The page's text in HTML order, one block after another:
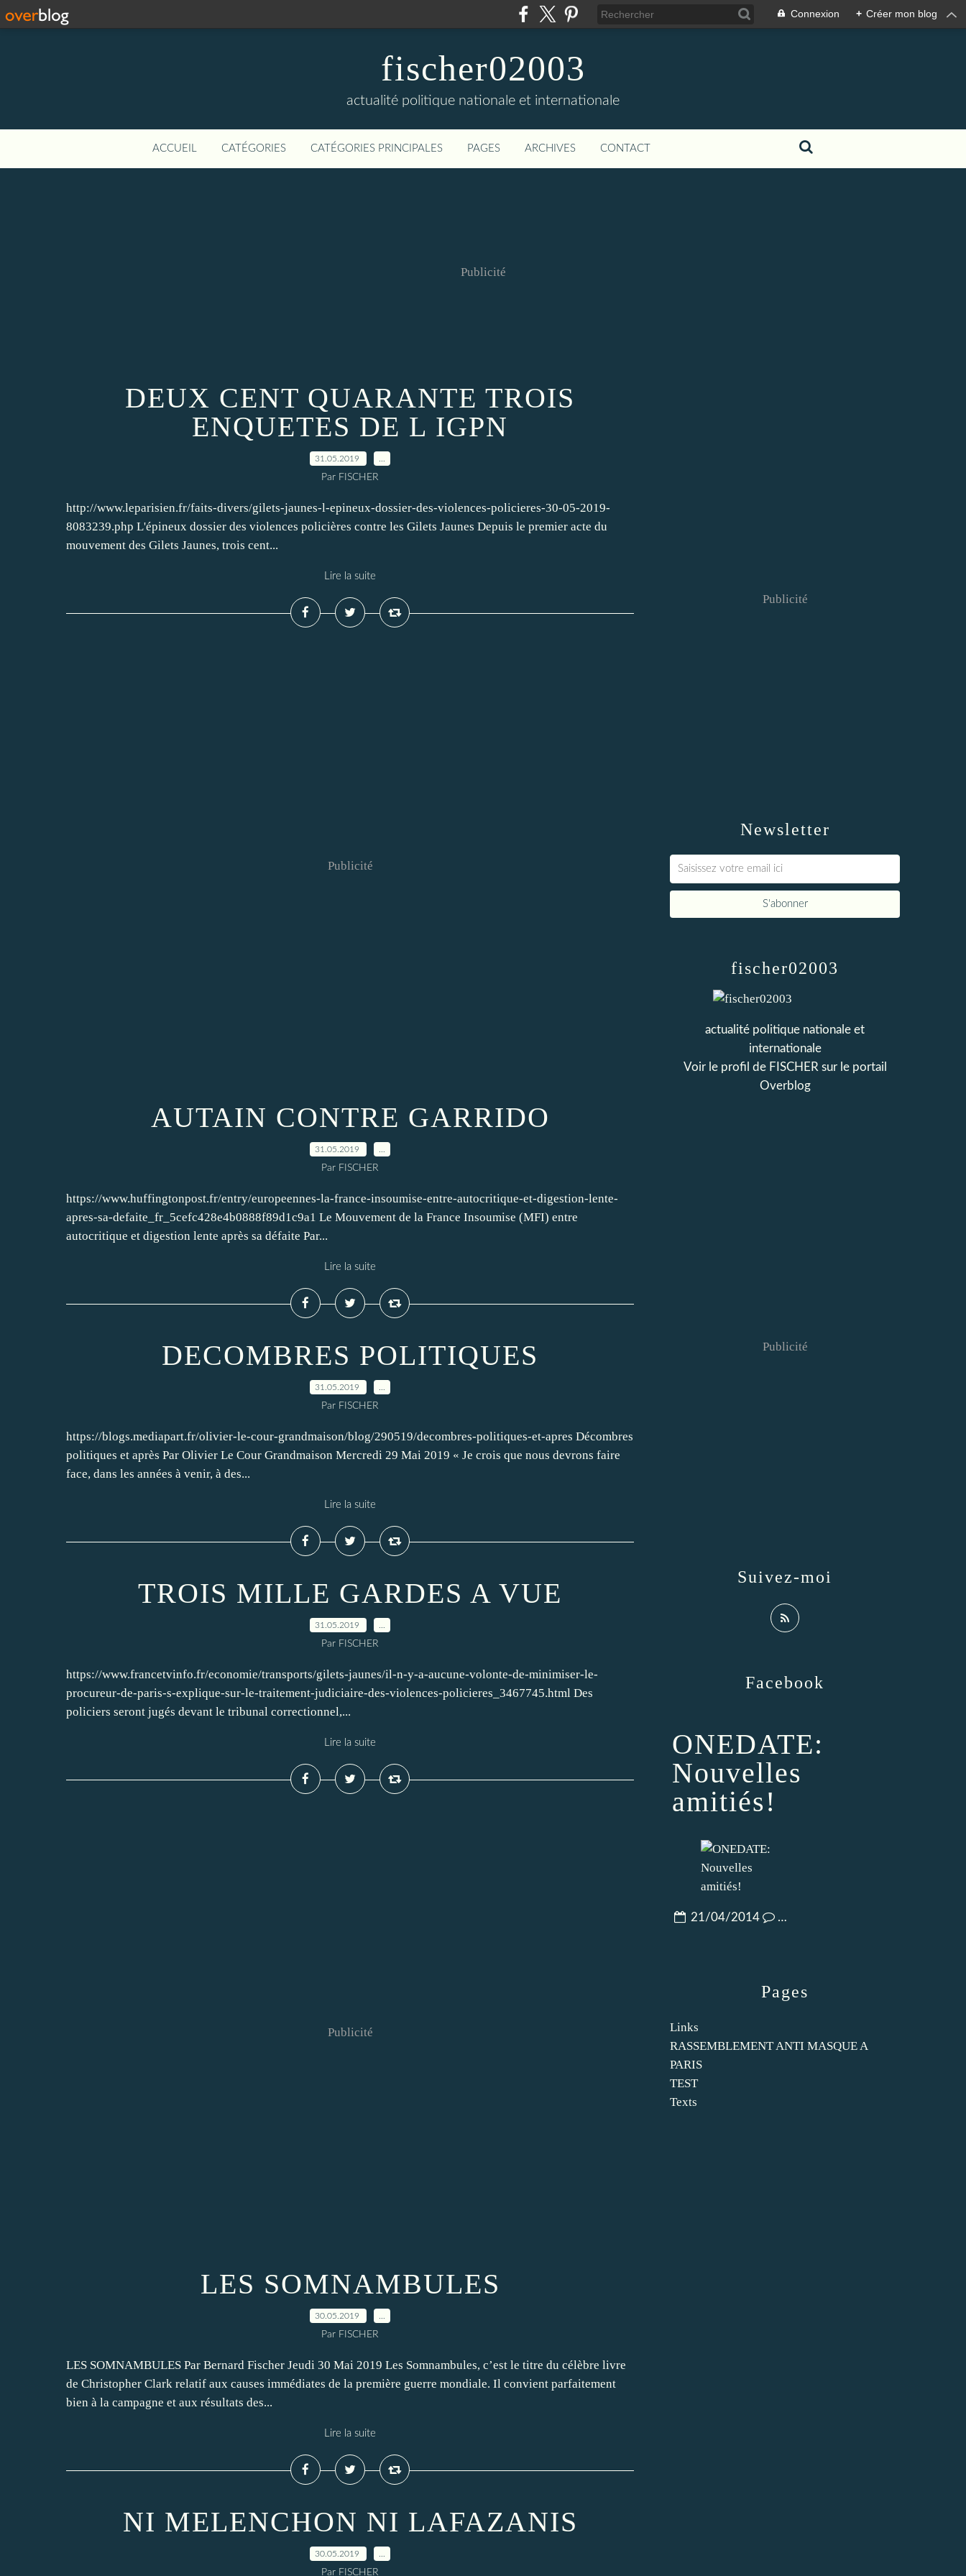
Connexion + Créer mon blog
fischer02003
actualité politique nationale et internationale
ACCUEIL CATÉGORIES CATÉGORIES PRINCIPALES PAGES ARCHIVES CONTACT
Publicité
DEUX CENT QUARANTE TROIS
ENQUETES DE L IGPN
31.05.2019
Par FISCHER
http://www.leparisien.fr/faits-divers/gilets-jaunes-l-epineux-dossier-des-violences-policieres-30-05-2019-
8083239.php L'épineux dossier des violences policières contre les Gilets Jaunes Depuis le premier acte du
mouvement des Gilets Jaunes, trois cent...
Lire la suite
Publicité
AUTAIN CONTRE GARRIDO
31.05.2019
Par FISCHER
https://www.huffingtonpost.fr/entry/europeennes-la-france-insoumise-entre-autocritique-et-digestion-lente-
apres-sa-defaite_fr_5cefc428e4b0888f89d1c9a1 Le Mouvement de la France Insoumise (MFI) entre
autocritique et digestion lente après sa défaite Par...
Lire la suite
DECOMBRES POLITIQUES
31.05.2019
Par FISCHER
https://blogs.mediapart.fr/olivier-le-cour-grandmaison/blog/290519/decombres-politiques-et-apres Décombres
politiques et après Par Olivier Le Cour Grandmaison Mercredi 29 Mai 2019 « Je crois que nous devrons faire
face, dans les années à venir, à des...
Lire la suite
TROIS MILLE GARDES A VUE
31.05.2019
Par FISCHER
https://www.francetvinfo.fr/economie/transports/gilets-jaunes/il-n-y-a-aucune-volonte-de-minimiser-le-
procureur-de-paris-s-explique-sur-le-traitement-judiciaire-des-violences-policieres_3467745.html Des
policiers seront jugés devant le tribunal correctionnel,...
Lire la suite
Publicité
LES SOMNAMBULES
30.05.2019
Par FISCHER
LES SOMNAMBULES Par Bernard Fischer Jeudi 30 Mai 2019 Les Somnambules, c’est le titre du célèbre livre
de Christopher Clark relatif aux causes immédiates de la première guerre mondiale. Il convient parfaitement
bien à la campagne et aux résultats des...
Lire la suite
NI MELENCHON NI LAFAZANIS
30.05.2019
Par FISCHER
Newsletter
Publicité
Pages
Links
RASSEMBLEMENT ANTI MASQUE A
PARIS
TEST
Texts
fischer02003
actualité politique nationale et
internationale
Voir le profil de FISCHER sur le portail
Overblog
Suivez-moi
Facebook
ONEDATE:
Nouvelles
amitiés!
21/04/2014 …
Publicité